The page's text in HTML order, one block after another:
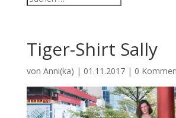
Tiger-Shirt Sally
von Anni(ka) | 01.11.2017| 0